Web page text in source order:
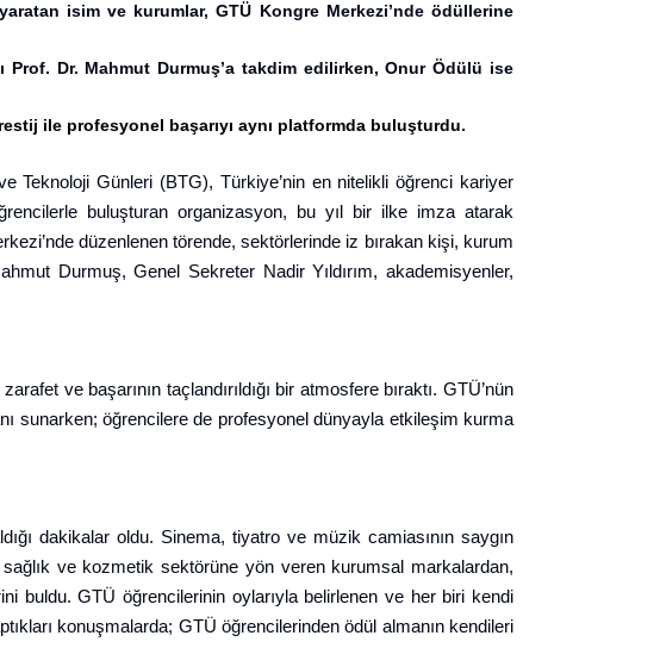
isim ve kurumlar, GTÜ Kongre Merkezi’nde ödüllerine
Prof. Dr. Mahmut Durmuş’a takdim edilirken, Onur Ödülü ise
ile profesyonel başarıyı aynı platformda buluşturdu.
Teknoloji Günleri (BTG), Türkiye’nin en nitelikli öğrenci kariyer
buluşturan organizasyon, bu yıl bir ilke imza atarak
düzenlenen törende, sektörlerinde iz bırakan kişi, kurum
Durmuş, Genel Sekreter Nadir Yıldırım, akademisyenler,
ve başarının taçlandırıldığı bir atmosfere bıraktı. GTÜ’nün
sunarken; öğrencilere de profesyonel dünyayla etkileşim kurma
dakikalar oldu. Sinema, tiyatro ve müzik camiasının saygın
ve kozmetik sektörüne yön veren kurumsal markalardan,
buldu. GTÜ öğrencilerinin oylarıyla belirlenen ve her biri kendi
konuşmalarda; GTÜ öğrencilerinden ödül almanın kendileri